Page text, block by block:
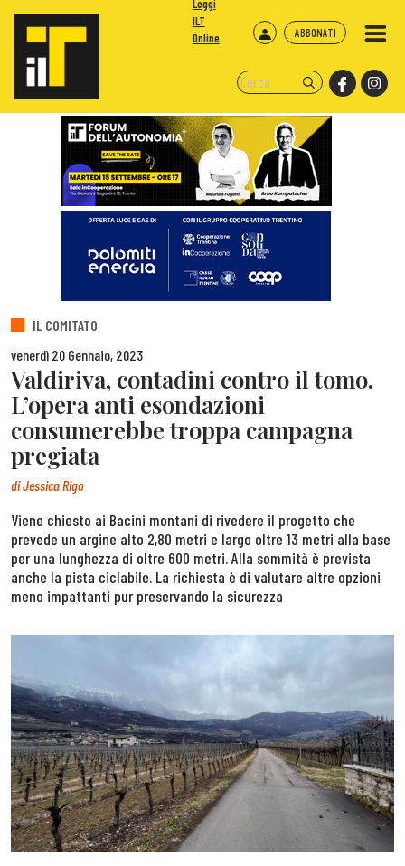
ABBONATI
Leggi
ILT
Online
IL COMITATO
venerdì 20 Gennaio, 2023
Valdiriva, contadini contro il tomo.
L’opera anti esondazioni
consumerebbe troppa campagna
pregiata
diJessica Rigo
Viene chiesto ai Bacini montani di rivedere il progetto che
prevede un argine alto 2,80 metri e largo oltre 13 metri alla base
per una lunghezza di oltre 600 metri. Alla sommità è prevista
anche la pista ciclabile. La richiesta è di valutare altre opzioni
meno impattanti pur preservando la sicurezza